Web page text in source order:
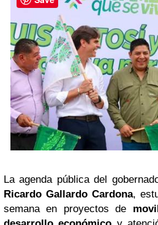
La agenda pública del
Ricardo Gallardo Cardona,
semana en proyectos de